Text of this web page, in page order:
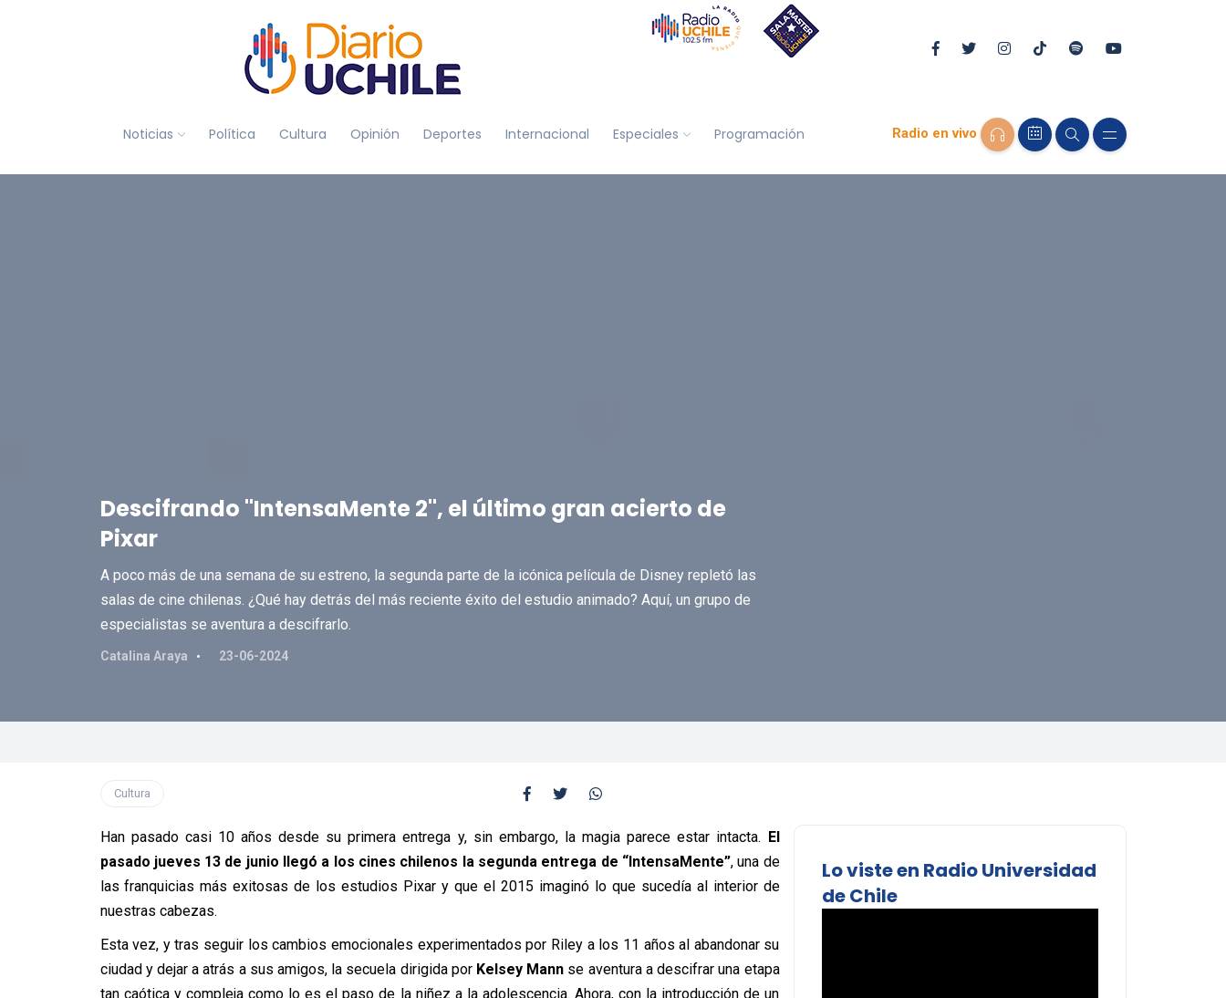
Noticias Política Cultura Opinión Deportes Internacional Especiales Programación Radio en vivo
Descifrando "IntensaMente 2", el último gran acierto de
Pixar
A poco más de una semana de su estreno, la segunda parte de la icónica película de Disney repletó las
salas de cine chilenas. ¿Qué hay detrás del más reciente éxito del estudio animado? Aquí, un grupo de
especialistas se aventura a descifrarlo.
Catalina Araya 23-06-2024
Cultura
Han pasado casi 10 años desde su primera entrega y, sin embargo, la magia parece estar intacta. El
pasado jueves 13 de junio llegó a los cines chilenos la segunda entrega de “IntensaMente”, una de
las franquicias más exitosas de los estudios Pixar y que el 2015 imaginó lo que sucedía al interior de
nuestras cabezas.
Esta vez, y tras seguir los cambios emocionales experimentados por Riley a los 11 años al abandonar su
ciudad y dejar a atrás a sus amigos, la secuela dirigida por Kelsey Mann se aventura a descifrar una etapa
tan caótica y compleja como lo es el paso de la niñez a la adolescencia. Ahora, con la introducción de un
Lo viste en Radio Universidad
de Chile